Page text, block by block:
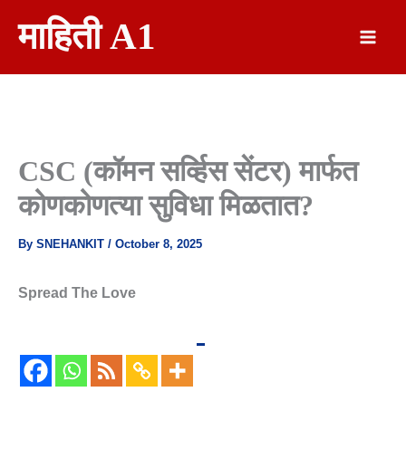
माहिती A1
CSC (कॉमन सर्व्हिस सेंटर) मार्फत
कोणकोणत्या सुविधा मिळतात?
By SNEHANKIT / October 8, 2025
Spread The Love